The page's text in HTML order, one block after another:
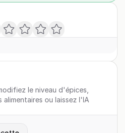
le niveau d'épices,
ou laissez l'IA